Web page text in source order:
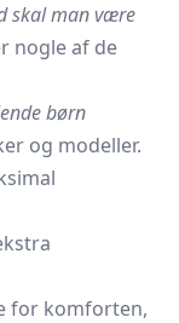
skal man være
nogle af de
børn
og modeller.
for komforten,